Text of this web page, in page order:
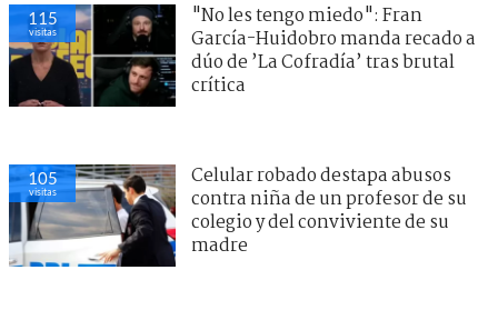
115
visitas
"No les tengo miedo": Fran
García-Huidobro manda recado a
dúo de ’La Cofradía’ tras brutal
crítica
105
visitas
Celular robado destapa abusos
contra niña de un profesor de su
colegio y del conviviente de su
madre